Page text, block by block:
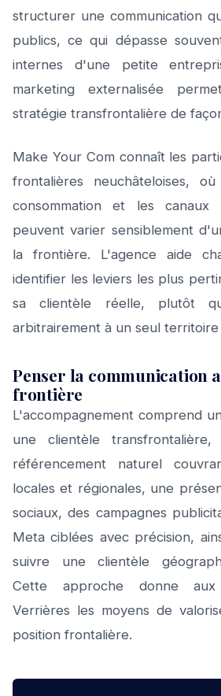
structurer une communication
publics, ce qui dépasse
internes d'une petite
marketing externalisée
stratégie transfrontalière de
Make Your Com connaît les
frontalières neuchâteloises,
consommation et les canaux
peuvent varier sensiblement
la frontière. L'agence aide
identifier les leviers les plus
sa clientèle réelle, plutôt
arbitrairement à un seul territoire
Penser la communication
frontière
L'accompagnement comprend
une clientèle
référencement naturel
locales et régionales, une
sociaux, des campagnes
Meta ciblées avec précision,
suivre une clientèle
Cette approche donne
Verrières les moyens de
position frontalière.